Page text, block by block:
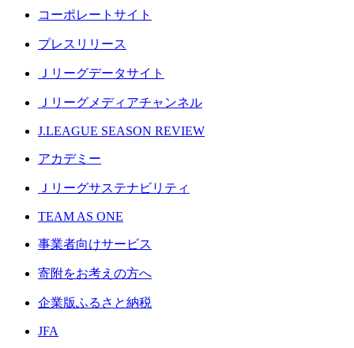
コーポレートサイト
プレスリリース
Ｊリーグデータサイト
Ｊリーグメディアチャンネル
J.LEAGUE SEASON REVIEW
アカデミー
Ｊリーグサステナビリティ
TEAM AS ONE
事業者向けサービス
寄附をお考えの方へ
企業版ふるさと納税
JFA